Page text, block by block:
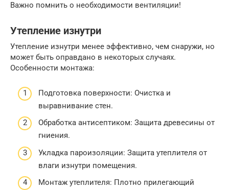
Важно помнить о необходимости вентиляции!
Утепление изнутри
Утепление изнутри менее эффективно, чем снаружи, но
может быть оправдано в некоторых случаях.
Особенности монтажа:
Подготовка поверхности: Очистка и
выравнивание стен.
Обработка антисептиком: Защита древесины от
гниения.
Укладка пароизоляции: Защита утеплителя от
влаги изнутри помещения.
Монтаж утеплителя: Плотно прилегающий